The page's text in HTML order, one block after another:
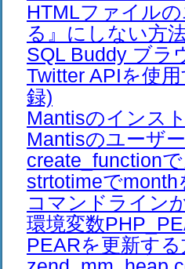
HTMLファイル
る』にしない方
SQL Buddy ブラ
Twitter APIを使
録)
Mantisのインス
Mantisのユーザ
create_function
strtotimeで
コマンドライン
環境変数
PEARを更新す